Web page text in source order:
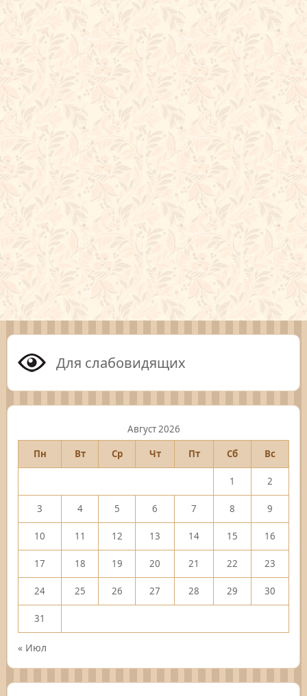
Для слабовидящих
Август 2026
Пн
Вт Ср Чт Пт Сб Вс
1 2
3 4 5 6 7 8 9
10 11 12 13 14 15 16
17 18 19 20 21 22 23
24 25 26 27 28 29 30
31
« Июл